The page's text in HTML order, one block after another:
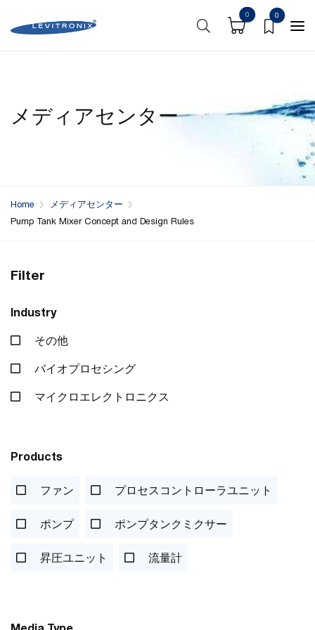
0 0
メディアセンター
Home
メディアセンター
Pump Tank Mixer Concept and Design Rules
Filter
Industry
その他
バイオプロセシング
マイクロエレクトロニクス
Products
ファン プロセスコントローラユニット
ポンプ ポンプタンクミクサー
昇圧ユニット 流量計